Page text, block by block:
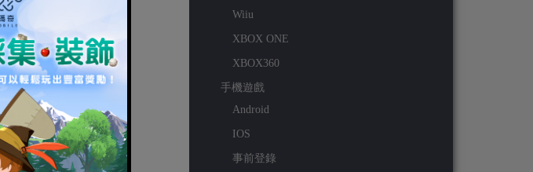
Wiiu
XBOX ONE
XBOX360
手機遊戲
Android
IOS
事前登錄